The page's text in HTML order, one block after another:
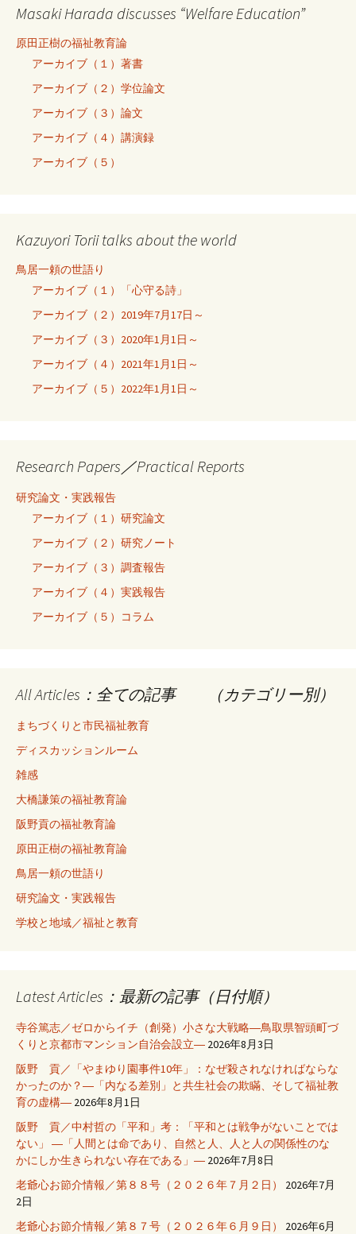
Masaki Harada discusses “Welfare Education”
原田正樹の福祉教育論
アーカイブ（１）著書
アーカイブ（２）学位論文
アーカイブ（３）論文
アーカイブ（４）講演録
アーカイブ（５）
Kazuyori Torii talks about the world
鳥居一頼の世語り
アーカイブ（１）「心守る詩」
アーカイブ（２）2019年7月17日～
アーカイブ（３）2020年1月1日～
アーカイブ（４）2021年1月1日～
アーカイブ（５）2022年1月1日～
Research Papers／Practical Reports
研究論文・実践報告
アーカイブ（１）研究論文
アーカイブ（２）研究ノート
アーカイブ（３）調査報告
アーカイブ（４）実践報告
アーカイブ（５）コラム
All Articles：全ての記事 （カテゴリー別）
まちづくりと市民福祉教育
ディスカッションルーム
雑感
大橋謙策の福祉教育論
阪野貢の福祉教育論
原田正樹の福祉教育論
鳥居一頼の世語り
研究論文・実践報告
学校と地域／福祉と教育
Latest Articles：最新の記事（日付順）
寺谷篤志／ゼロからイチ（創発）小さな大戦略―鳥取県智頭町づ
くりと京都市マンション自治会設立― 2026年8月3日
阪野 貢／「やまゆり園事件10年」：なぜ殺されなければならな
かったのか？―「内なる差別」と共生社会の欺瞞、そして福祉教
育の虚構― 2026年8月1日
阪野 貢／中村哲の「平和」考：「平和とは戦争がないことでは
ない」 ―「人間とは命であり、自然と人、人と人の関係性のな
かにしか生きられない存在である」― 2026年7月8日
老爺心お節介情報／第８８号（２０２６年７月２日）
2026年7月
2日
老爺心お節介情報／第８７号（２０２６年６月９日）
2026年6月